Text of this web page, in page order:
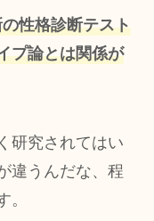
性格診断テスト
プ論とは関係が
研究されてはい
違うんだな、程
。